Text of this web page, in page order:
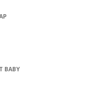
BABY